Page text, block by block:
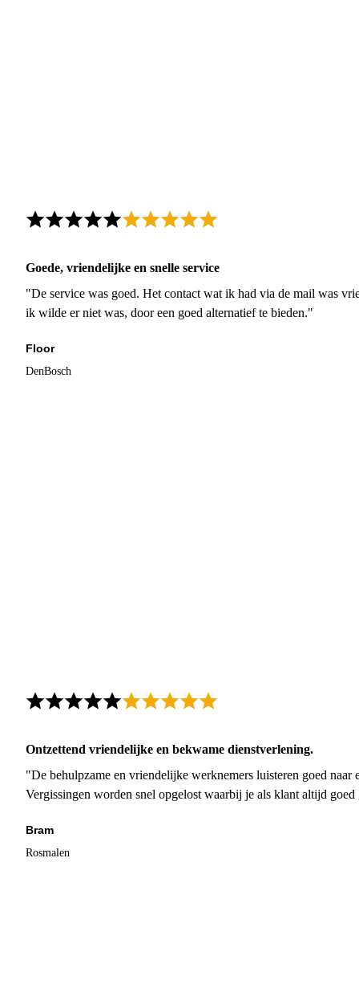
Goede, vriendelijke en snelle service
"De service was goed. Het contact wat ik had via de mail was
ik wilde er niet was, door een goed alternatief te bieden."
Floor
DenBosch
Ontzettend vriendelijke en bekwame dienstverlening.
"De behulpzame en vriendelijke werknemers luisteren goed naar
Vergissingen worden snel opgelost waarbij je als klant altijd
Bram
Rosmalen